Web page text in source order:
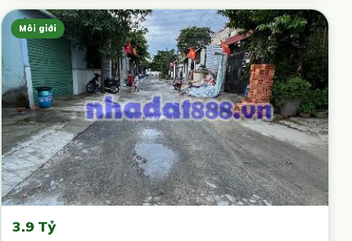
Môi giới
3.9 Tỷ